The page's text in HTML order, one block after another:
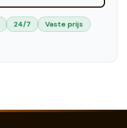
24/7 Vaste prijs